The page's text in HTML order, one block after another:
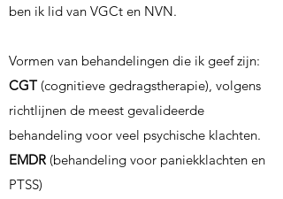
ben ik lid van VGCt en NVN.
Vormen van behandelingen die ik geef zijn:
CGT (cognitieve gedragstherapie), volgens
richtlijnen de meest gevalideerde
behandeling voor veel psychische klachten.
EMDR (behandeling voor paniekklachten en
PTSS)